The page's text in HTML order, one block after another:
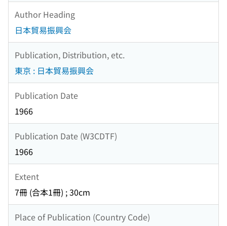
Author Heading
日本貿易振興会
Publication, Distribution, etc.
東京 : 日本貿易振興会
Publication Date
1966
Publication Date (W3CDTF)
1966
Extent
7冊 (合本1冊) ; 30cm
Place of Publication (Country Code)